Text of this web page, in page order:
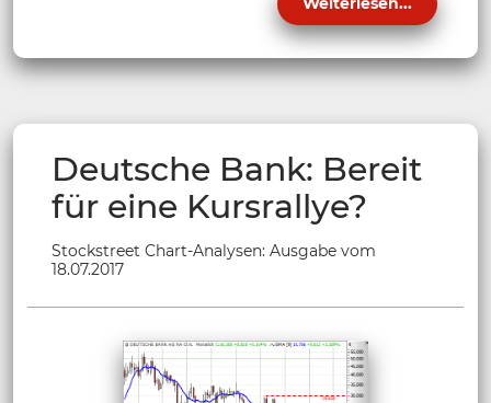
Deutsche Bank: Bereit
für eine Kursrallye?
Stockstreet Chart-Analysen: Ausgabe vom
18.07.2017